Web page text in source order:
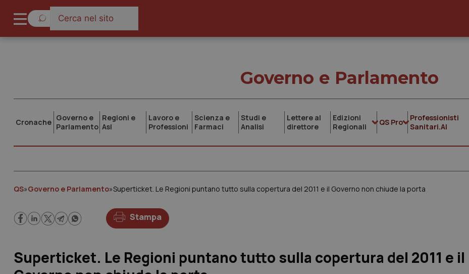
Governo e Parlamento
Cronache Governo e
Parlamento
Regioni e
Asl
Lavoro e
Professioni
Scienza e
Farmaci
Studi e
Analisi
Lettere al
direttore
Edizioni
Regionali
QS Pro
Professionisti
Sanitari.AI
QS»Governo e Parlamento»Superticket. Le Regioni puntano tutto sulla copertura del 2011 e il Governo non chiude la porta
Stampa
Superticket. Le Regioni puntano tutto sulla copertura del 2011 e il